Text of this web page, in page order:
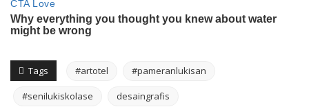
Tags #artotel #pameranlukisan
#senilukiskolase desaingrafis